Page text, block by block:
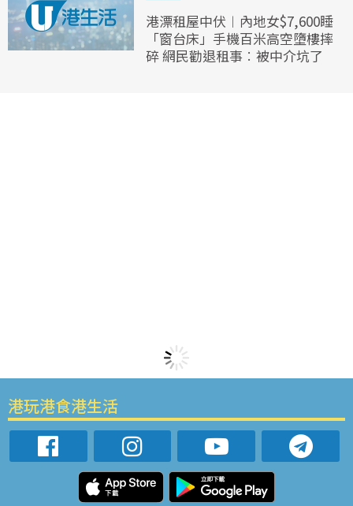
港漂租屋中伏︱內地女$7,600睡
「窗台床」手機百米高空墮樓摔
碎 網民勸退租事︰被中介坑了
港玩港食港生活